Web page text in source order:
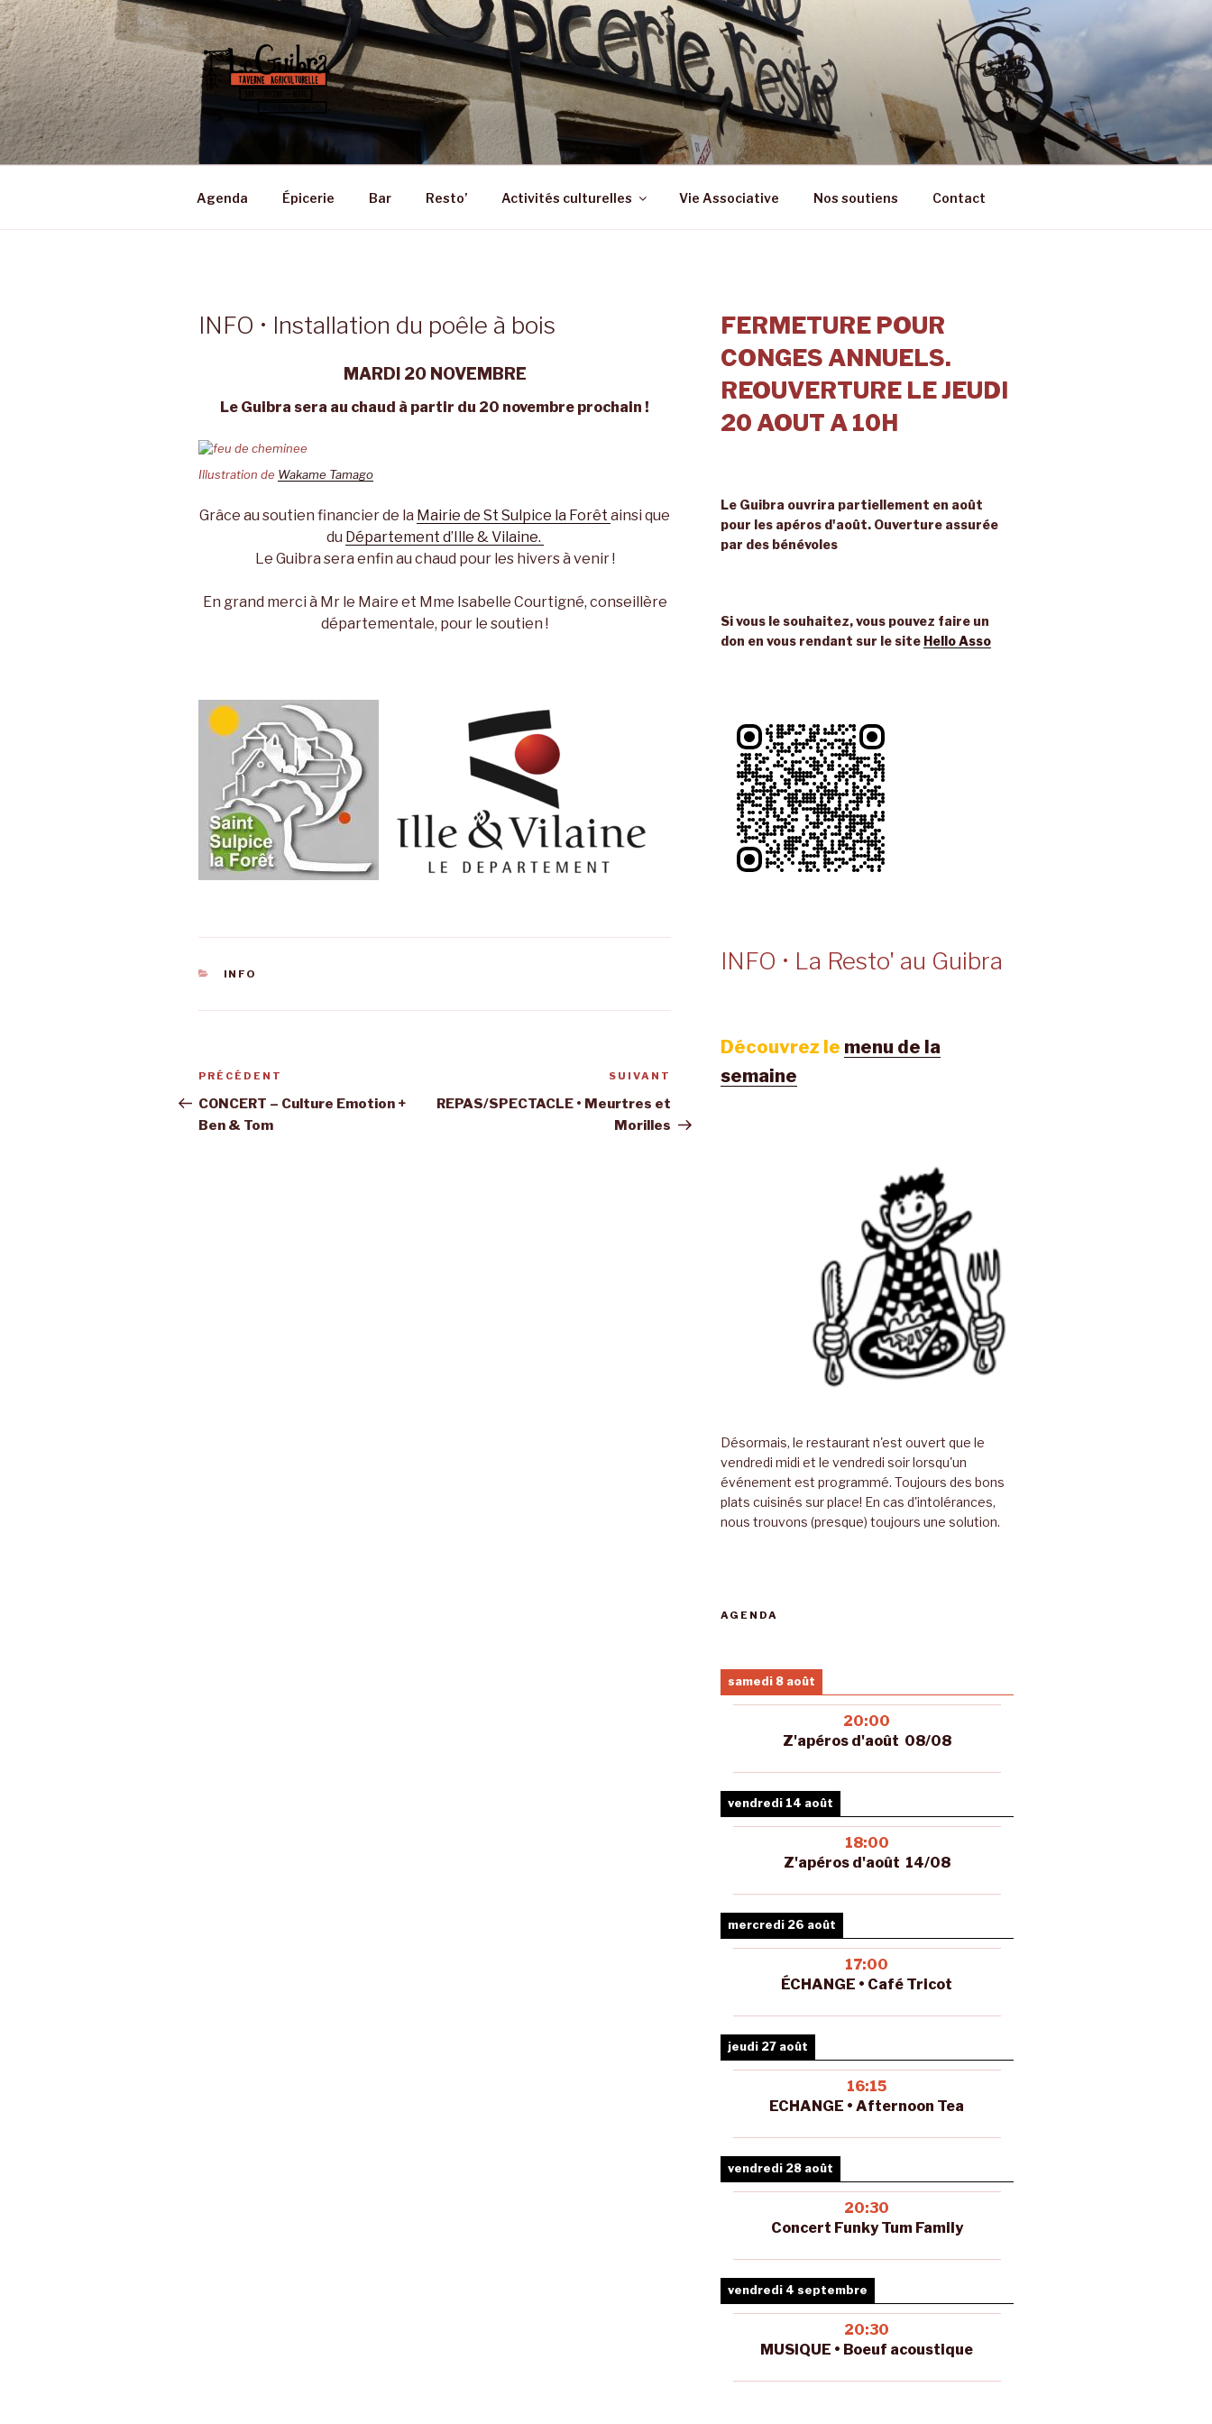
Aller
au
contenu
principal
LE GUIBRA – ST SULPICE LA FORÊT
Taverne Agriculturelle • Bar – Epicerie – Resto
Agenda Épicerie Bar Resto’ Activités culturelles Vie Associative Nos soutiens Contact
INFO • Installation du poêle à bois
MARDI 20 NOVEMBRE
Le Guibra sera au chaud à partir du 20 novembre prochain !
Illustration de Wakame Tamago
Grâce au soutien financier de la Mairie de St Sulpice la Forêtainsi que
du Département d’Ille & Vilaine.
Le Guibra sera enfin au chaud pour les hivers à venir !
En grand merci à Mr le Maire et Mme Isabelle Courtigné, conseillère
départementale, pour le soutien !
CATÉGORIES
INFO
Navigation
de
l’article
Article
précédent
PRÉCÉDENT
CONCERT – Culture Emotion +
Ben & Tom
Article
SUIVANT
REPAS/SPECTACLE • Meurtres et
Morilles
FERMETURE POUR
CONGES ANNUELS.
REOUVERTURE LE JEUDI
20 AOUT A 10H
Le Guibra ouvrira partiellement en août
pour les apéros d'août. Ouverture assurée
par des bénévoles
Si vous le souhaitez, vous pouvez faire un
don en vous rendant sur le site Hello Asso
INFO • La Resto' au Guibra
Découvrez le menu de la
semaine
Désormais, le restaurant n'est ouvert que le
vendredi midi et le vendredi soir lorsqu'un
événement est programmé. Toujours des bons
plats cuisinés sur place! En cas d'intolérances,
nous trouvons (presque) toujours une solution.
AGENDA
samedi 8 août
20:00
Z'apéros d'août 08/08
vendredi 14 août
18:00
Z'apéros d'août 14/08
mercredi 26 août
17:00
ÉCHANGE • Café Tricot
jeudi 27 août
16:15
ECHANGE • Afternoon Tea
vendredi 28 août
20:30
Concert Funky Tum Family
vendredi 4 septembre
20:30
MUSIQUE • Boeuf acoustique